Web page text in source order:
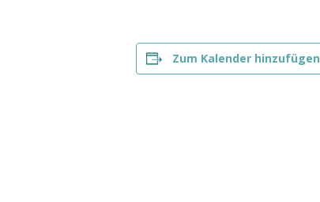
Zum Kalender hinzufügen